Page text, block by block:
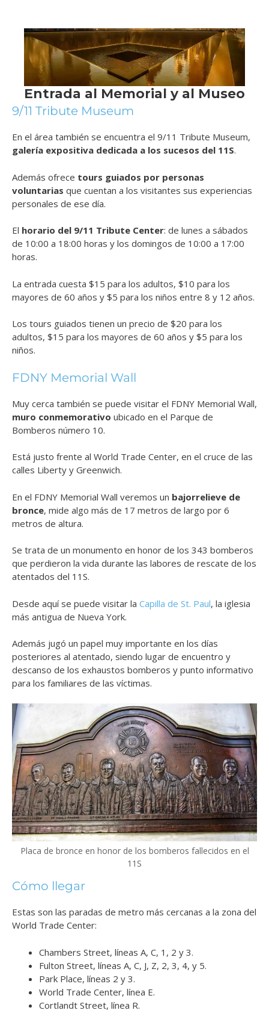
9/11 Tribute Museum
En el área también se encuentra el 9/11 Tribute Museum,
galería expositiva dedicada a los sucesos del 11S.
Además ofrece tours guiados por personas
voluntarias que cuentan a los visitantes sus experiencias
personales de ese día.
El horario del 9/11 Tribute Center: de lunes a sábados
de 10:00 a 18:00 horas y los domingos de 10:00 a 17:00
horas.
La entrada cuesta $15 para los adultos, $10 para los
mayores de 60 años y $5 para los niños entre 8 y 12 años.
Los tours guiados tienen un precio de $20 para los
adultos, $15 para los mayores de 60 años y $5 para los
niños.
FDNY Memorial Wall
Muy cerca también se puede visitar el FDNY Memorial Wall,
muro conmemorativo ubicado en el Parque de
Bomberos número 10.
Está justo frente al World Trade Center, en el cruce de las
calles Liberty y Greenwich.
En el FDNY Memorial Wall veremos un bajorrelieve de
bronce, mide algo más de 17 metros de largo por 6
metros de altura.
Se trata de un monumento en honor de los 343 bomberos
que perdieron la vida durante las labores de rescate de los
atentados del 11S.
Desde aquí se puede visitar la Capilla de St. Paul, la iglesia
más antigua de Nueva York.
Además jugó un papel muy importante en los días
posteriores al atentado, siendo lugar de encuentro y
descanso de los exhaustos bomberos y punto informativo
para los familiares de las víctimas.
Placa de bronce en honor de los bomberos fallecidos en el
11S
Cómo llegar
Estas son las paradas de metro más cercanas a la zona del
World Trade Center:
Chambers Street, líneas A, C, 1, 2 y 3.
Fulton Street, líneas A, C, J, Z, 2, 3, 4, y 5.
Park Place, líneas 2 y 3.
World Trade Center, línea E.
Cortlandt Street, línea R.